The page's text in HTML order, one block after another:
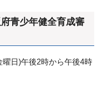
青少年健全育成審
日)午後2時から午後4時